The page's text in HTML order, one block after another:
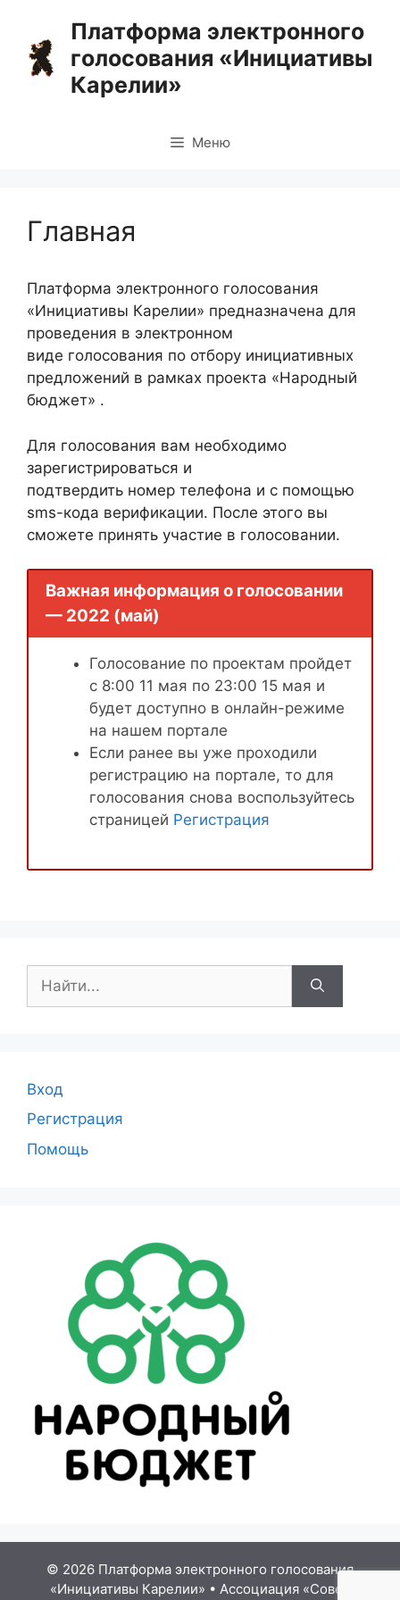
содержимому
Платформа электронного
голосования «Инициативы
Карелии»
Меню
Главная
Платформа электронного голосования
«Инициативы Карелии» предназначена для
проведения в электронном
виде голосования по отбору инициативных
предложений в рамках проекта «Народный
бюджет» .
Для голосования вам необходимо
зарегистрироваться и
подтвердить номер телефона и с помощью
sms-кода верификации. После этого вы
сможете принять участие в голосовании.
Важная информация о голосовании
— 2022 (май)
Голосование по проектам пройдет
с 8:00 11 мая по 23:00 15 мая и
будет доступно в онлайн-режиме
на нашем портале
Если ранее вы уже проходили
регистрацию на портале, то для
голосования снова воспользуйтесь
страницей Регистрация
Вход
Регистрация
Помощь
© 2026 Платформа электронного голосования
«Инициативы Карелии» • Ассоциация «Совет